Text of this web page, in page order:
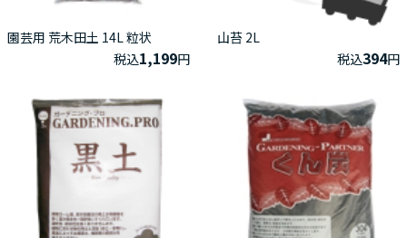
園芸用 荒木田土 14L 粒状
税込1,199円
山苔 2L
税込394円